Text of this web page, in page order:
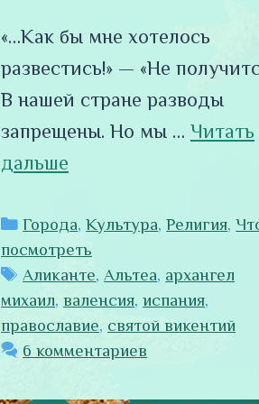
«…Как бы мне хотелось
развестись!» — «Не
В нашей стране разводы
запрещены. Но мы … Читать
дальше
Рубрики
Города,Культура,Религия,
посмотреть
Метки
Аликанте, Альтеа, архангел
михаил, валенсия, испания,
православие, святой викентий
6 комментариев